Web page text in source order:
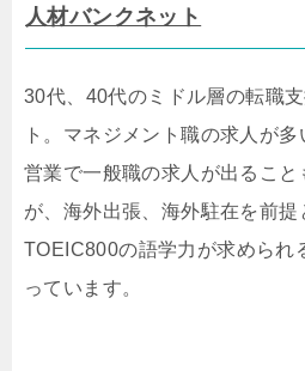
人材バンクネット
30代、40代のミドル層の転職
ト。マネジメント職の求人が
営業で一般職の求人が出ること
が、海外出張、海外駐在を前
TOEIC800の語学力が求められ
っています。